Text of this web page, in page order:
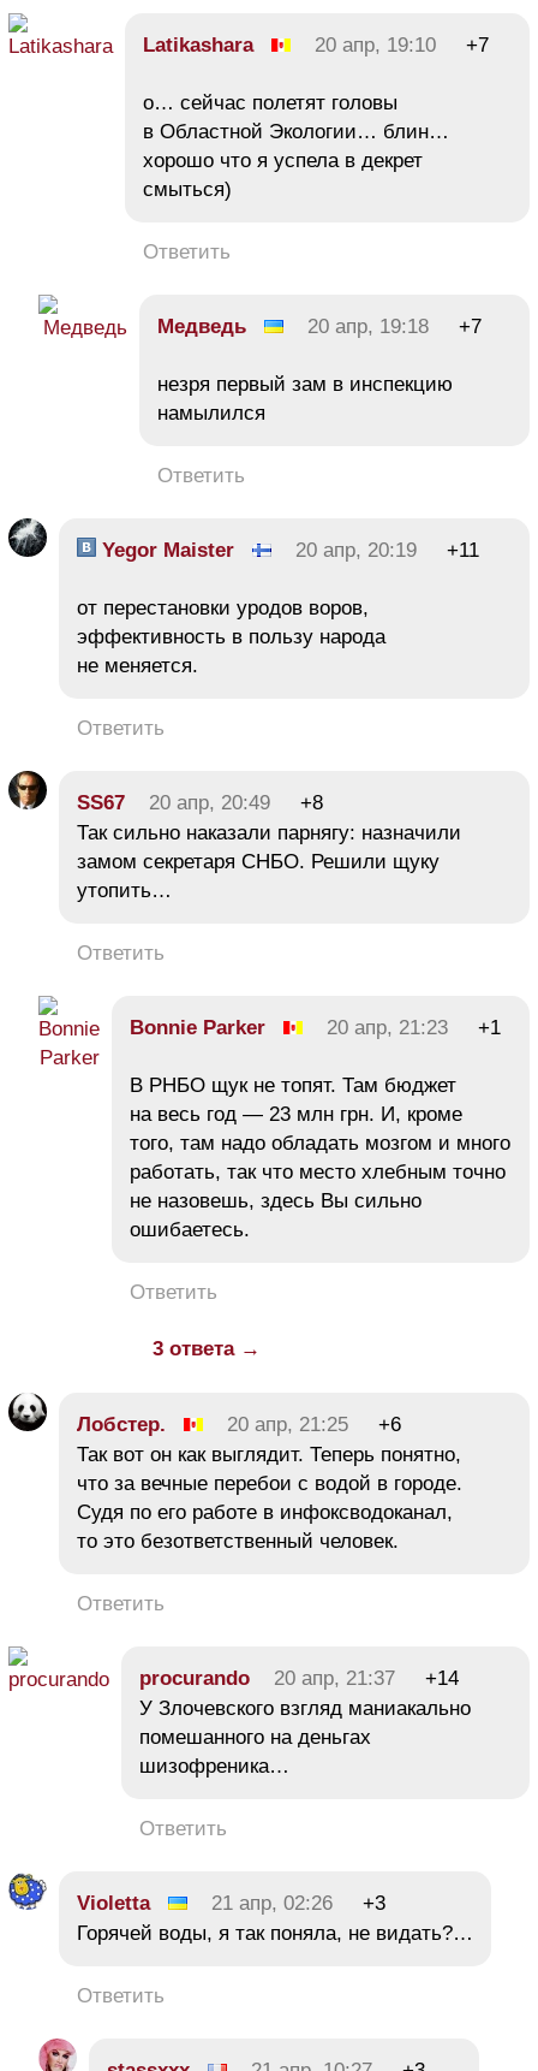
Latikashara 20 апр, 19:10 +7
о… сейчас полетят головы
в Областной Экологии… блин…
хорошо что я успела в декрет
смыться)
Ответить
Медведь 20 апр, 19:18 +7
незря первый зам в инспекцию
намылился
Ответить
Yegor Maister 20 апр, 20:19 +11
от перестановки уродов воров,
эффективность в пользу народа
не меняется.
Ответить
SS67 20 апр, 20:49
+8
Так сильно наказали парнягу: назначили
замом секретаря СНБО. Решили щуку
утопить…
Ответить
Bonnie Parker 20 апр, 21:23 +1
В РНБО щук не топят. Там бюджет
на весь год — 23 млн грн. И, кроме
того, там надо обладать мозгом и много
работать, так что место хлебным точно
не назовешь, здесь Вы сильно
ошибаетесь.
Ответить
3 ответа →
Лобстер. 20 апр, 21:25
+6
Так вот он как выглядит. Теперь понятно,
что за вечные перебои с водой в городе.
Судя по его работе в инфоксводоканал,
то это безответственный человек.
Ответить
procurando 20 апр, 21:37
+14
У Злочевского взгляд маниакально
помешанного на деньгах
шизофреника…
Ответить
Violetta 21 апр, 02:26
+3
Горячей воды, я так поняла, не видать?…
Ответить